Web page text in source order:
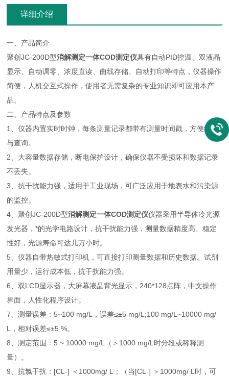
详细介绍
一、产品简介
聚创JC-200D型消解测定一体COD测定仪具有自动PID控温、双液晶
显示、自动调零、浓度直读、曲线存储、自动打印等特点，仪器操作
简便，人机交互式操作，使用者无需复杂的专业知识即可应用本产
品。
二、产品特点及参数
1、仪器内置实时时钟，每条测量记录都带有测量时间戳，方便统计
与查询。
2、大容量数据存储，断电保护设计，确保仪器不受损坏和数据记录
不丢失。
3、抗干扰能力强，适用于工业现场，可广泛应用于地表水和污染源
的监控。
4、聚创JC-200D型消解测定一体COD测定仪仪器采用半导体冷光源
发光器，*的光学电路设计，抗干扰能力强，测量数据精度高、稳定
性好，光源寿命可达几万小时。
5、仪器自带热敏式打印机，可直接打印测量数据和历史数据。试剂
用量少，运行成本低，抗干扰能力强。
6、双LCD显示器，大屏幕液晶背光显示，240*128点阵，中文操作
界面，人性化程序设计。
7、测量误差：5~100 mg/L，误差≤±5 mg/L;100 mg/L~10000 mg/
L，相对误差≤±5 %。
8、测定范围：5 ~ 10000 mg/L（＞1000 mg/L时分段或稀释测
量）。
9、抗氯干扰：[CL-] ＜1000mg/ L；（当[CL-] ＞1000mg/ L时，可